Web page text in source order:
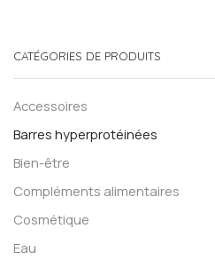
CATÉGORIES DE PRODUITS
Accessoires
Barres hyperprotéinées
Bien-être
Compléments alimentaires
Cosmétique
Eau